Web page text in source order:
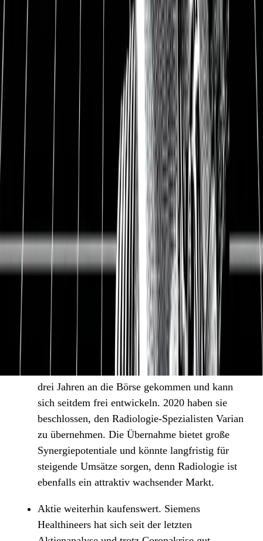
Siemens Healthineers Update
Der Medizintechnikmarkt ist eine der
attraktivsten Branchen. Investoren profitieren
von 6 % jährlichem Wachstum in der Branche
und den nichtzyklischen Umsätzen durch
langfristige Wartungsverträge. Die
Medizintechnik-Branche wird dadurch praktisch
zur Must-Have-Branche.
Siemens Healthineers überzeugt mit
Weltmarktführerschaft. Siemens Healthineers ist
der Marktführer in der bildgebenden
Medizintechnik. Wenn man in einem
Krankenhaus geröntgt wird, ein Ultraschall oder
MRT durchgeführt wird, wird wahrscheinlich
Siemens Healthineers-Technik verwendet. Das
Unternehmen hat sich in einem spannenden
Markt positioniert.
Healthineers rundet das Portfolio mit der Varian-
drei Jahren an die Börse gekommen und kann
sich seitdem frei entwickeln. 2020 haben sie
beschlossen, den Radiologie-Spezialisten Varian
zu übernehmen. Die Übernahme bietet große
Synergiepotentiale und könnte langfristig für
steigende Umsätze sorgen, denn Radiologie ist
ebenfalls ein attraktiv wachsender Markt.
Aktie weiterhin kaufenswert. Siemens
Healthineers hat sich seit der letzten